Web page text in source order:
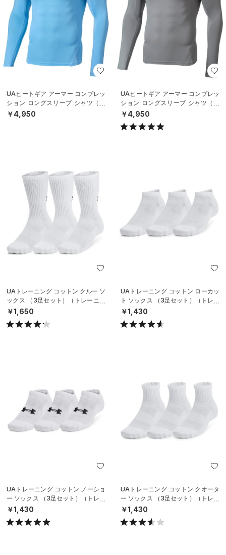
UAヒートギア アーマー コンプレッ
ション ロングスリーブ シャツ（ト
レーニング/MEN）
￥4,950
UAヒートギア アーマー コンプレッ
ション ロングスリーブ シャツ（ト
レーニング/MEN）
￥4,950
UAトレーニング コットン クルー ソ
ックス （3足セット）（トレーニン
グ/UNISEX）
￥1,650
UAトレーニング コットン ローカッ
ト ソックス （3足セット）（トレー
ニング/UNISEX）
￥1,430
UAトレーニング コットン ノーショ
ー ソックス （3足セット）（トレー
ニング/UNISEX）
￥1,430
UAトレーニング コットン クオータ
ー ソックス （3足セット）（トレー
ニング/UNISEX）
￥1,430